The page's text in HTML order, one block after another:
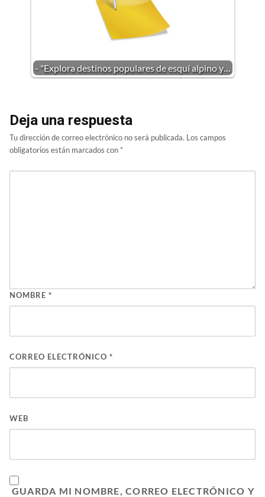
- "Explora destinos populares de esquí alpino y…
Deja una respuesta
Tu dirección de correo electrónico no será publicada. Los campos
obligatorios están marcados con *
NOMBRE *
CORREO ELECTRÓNICO *
WEB
GUARDA MI NOMBRE, CORREO ELECTRÓNICO Y